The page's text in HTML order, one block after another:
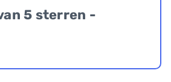
5 sterren -